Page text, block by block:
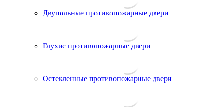
Двупольные противопожарные двери
Глухие противопожарные двери
Остекленные противопожарные двери